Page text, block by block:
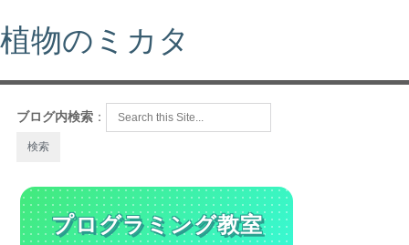
植物のミカタ
ブログ内検索 ：
プログラミング教室